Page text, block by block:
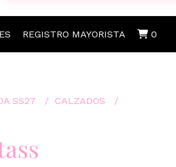
REGISTRO MAYORISTA 0
SS27
CALZADOS